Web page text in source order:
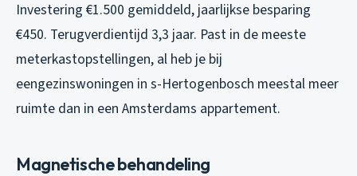
Investering €1.500 gemiddeld, jaarlijkse besparing
€450. Terugverdientijd 3,3 jaar. Past in de meeste
meterkastopstellingen, al heb je bij
eengezinswoningen in s-Hertogenbosch meestal meer
ruimte dan in een Amsterdams appartement.
Magnetische behandeling